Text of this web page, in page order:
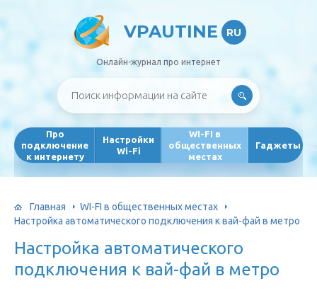
VPAUTINE RU
Онлайн-журнал про интернет
Про
подключение
к интернету
Настройки
Wi-Fi
WI-FI в
общественных
местах
Гаджеты
Главная
WI-FI в общественных местах
Настройка автоматического подключения к вай-фай в метро
Настройка автоматического
подключения к вай-фай в метро